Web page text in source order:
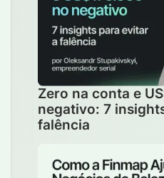
Zero na conta e
negativo: 7
falência